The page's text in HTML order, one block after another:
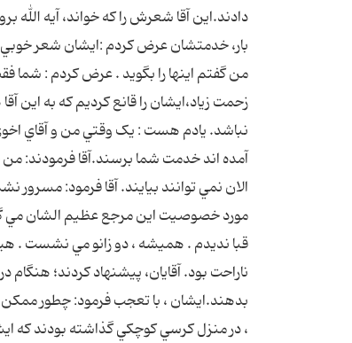
دادند.اين آقا شعرش را که خواند، آيه الله
بار، خدمتشان عرض کردم :ايشان شعر خوبي
من گفتم اينها را بگويد . عرض کردم : شما
زحمت زياد،ايشان را قانع کرديم که به
نباشد. يادم هست : يک وقتي من و آقاي
آمده اند خدمت شما برسند.آقا فرمودند:
الان نمي توانند بيايند. آقا فرمود:
مورد خصوصيت اين مرجع عظيم الشان مي
قبا نديدم . هميشه ، دو زانو مي نشست . هيچ
ناراحت بود. آقايان، پيشنهاد کردند؛ هنگام
بدهند.ايشان ، با تعجب فرمود: چطور
، در منزل کرسي کوچکي گذاشته بودند که